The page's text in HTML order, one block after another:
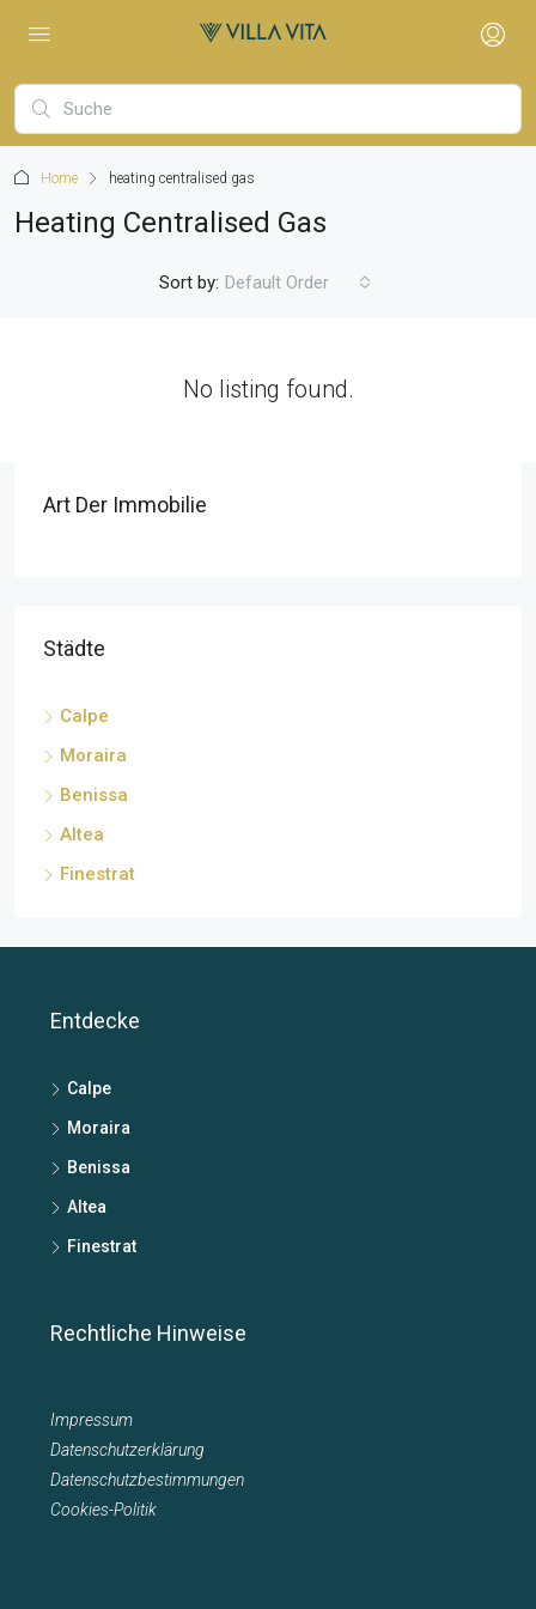
Home heating centralised gas
Heating Centralised Gas
Sort by: Default Order
No listing found.
Art Der Immobilie
Städte
Calpe
Moraira
Benissa
Altea
Finestrat
Entdecke
Calpe
Moraira
Benissa
Altea
Finestrat
Rechtliche Hinweise
Impressum
Datenschutzerklärung
Datenschutzbestimmungen
Cookies-Politik